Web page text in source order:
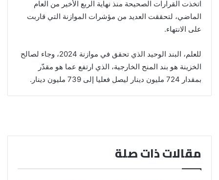
اتخذت القرارات الصحيحة منذ نهاية الربع الأخير من العام
الماضي، لتحققت العديد من مؤشرات الموازنة التي قاربت
على الانتهاء.
للعلم، البند الوحيد الذي تحقق في موازنة 2024، وجاء لصالح
الخزينة هو بند المنح الخارجية، الذي ارتفع عما هو مقدّر
بمقدار 724 مليون دينار ليصل فعليا إلى 739 مليون دينار.
مقالات ذات صلة